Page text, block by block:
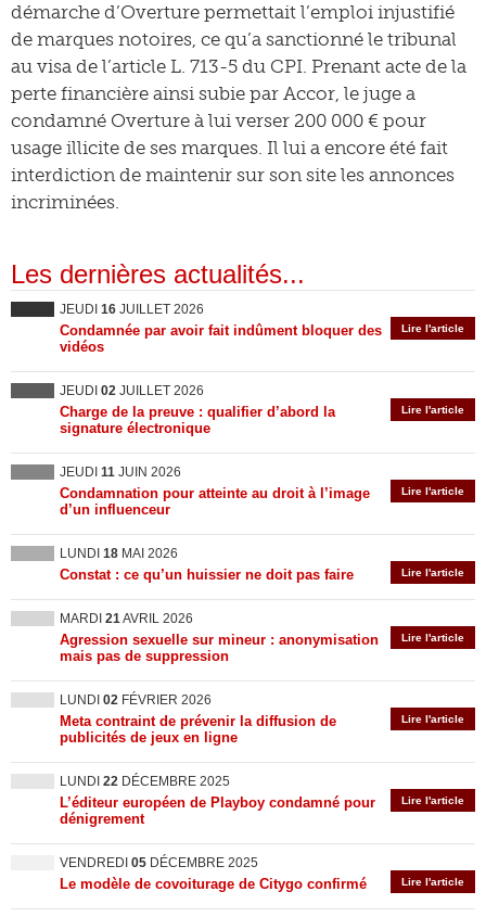
démarche d’Overture permettait l’emploi injustifié
de marques notoires, ce qu’a sanctionné le tribunal
au visa de l’article L. 713-5 du CPI. Prenant acte de la
perte financière ainsi subie par Accor, le juge a
condamné Overture à lui verser 200 000 € pour
usage illicite de ses marques. Il lui a encore été fait
interdiction de maintenir sur son site les annonces
incriminées.
Les dernières actualités...
JEUDI 16 JUILLET 2026
Lire l'article
Condamnée par avoir fait indûment bloquer des
vidéos
JEUDI 02 JUILLET 2026
Lire l'article
Charge de la preuve : qualifier d’abord la
signature électronique
JEUDI 11 JUIN 2026
Lire l'article
Condamnation pour atteinte au droit à l’image
d’un influenceur
LUNDI 18 MAI 2026
Lire l'article
Constat : ce qu’un huissier ne doit pas faire
MARDI 21AVRIL 2026
Lire l'article
Agression sexuelle sur mineur : anonymisation
mais pas de suppression
LUNDI 02 FÉVRIER 2026
Lire l'article
Meta contraint de prévenir la diffusion de
publicités de jeux en ligne
LUNDI 22 DÉCEMBRE 2025
Lire l'article
L’éditeur européen de Playboy condamné pour
dénigrement
VENDREDI 05 DÉCEMBRE 2025
Lire l'article
Le modèle de covoiturage de Citygo confirmé